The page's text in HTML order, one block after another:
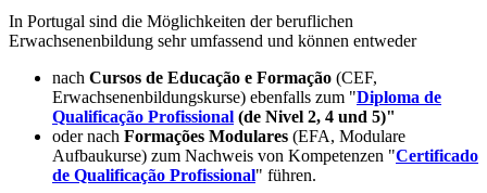
In Portugal sind die Möglichkeiten der beruflichen
Erwachsenenbildung sehr umfassend und können entweder
nach Cursos de Educação e Formação (CEF,
Erwachsenenbildungskurse) ebenfalls zum "Diploma de
Qualificação Profissional (de Nivel 2, 4 und 5)"
oder nach Formações Modulares (EFA, Modulare
Aufbaukurse) zum Nachweis von Kompetenzen "Certificado
de Qualificação Profissional" führen.